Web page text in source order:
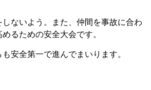
しないよう。また、仲間を事故に合わ
るための安全大会です。
安全第一で進んでまいります。